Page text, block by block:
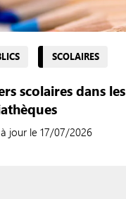
SCOLAIRES
scolaires dans les
jour le 17/07/2026